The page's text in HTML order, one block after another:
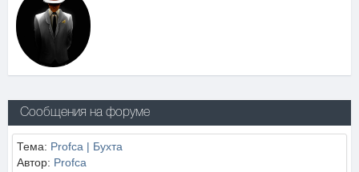
Сообщения на форуме
Тема: Profca | Бухта
Автор: Profca